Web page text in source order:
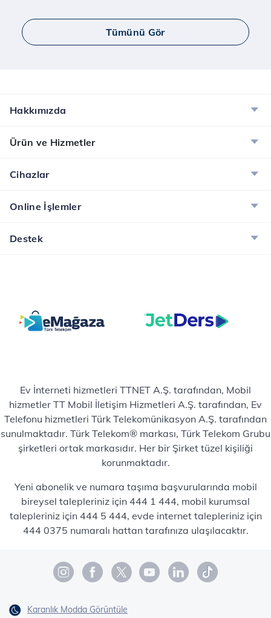
Tümünü Gör
Hakkımızda
Ürün ve Hizmetler
Cihazlar
Online İşlemler
Destek
Ev İnterneti hizmetleri TTNET A.Ş. tarafından, Mobil
hizmetler TT Mobil İletişim Hizmetleri A.Ş. tarafından, Ev
Telefonu hizmetleri Türk Telekomünikasyon A.Ş. tarafından
sunulmaktadır. Türk Telekom® markası, Türk Telekom Grubu
şirketleri ortak markasıdır. Her bir Şirket tüzel kişiliği
korunmaktadır.
Yeni abonelik ve numara taşıma başvurularında mobil
bireysel talepleriniz için 444 1 444, mobil kurumsal
talepleriniz için 444 5 444, evde internet talepleriniz için
444 0375 numaralı hattan tarafınıza ulaşılacaktır.
Karanlık Modda Görüntüle